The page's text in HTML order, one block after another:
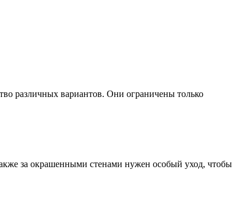
различных вариантов. Они ограничены только
за окрашенными стенами нужен особый уход, чтобы